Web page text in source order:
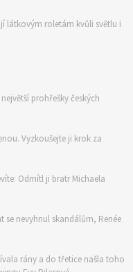
látkovým roletám kvůli světlu i
prohřešky českých
Vyzkoušejte ji krok za
Odmítl ji bratr Michaela
se nevyhnul skandálům, Renée
rány a do třetice našla toho